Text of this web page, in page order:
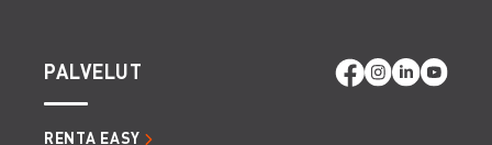
PALVELUT
RENTA EASY